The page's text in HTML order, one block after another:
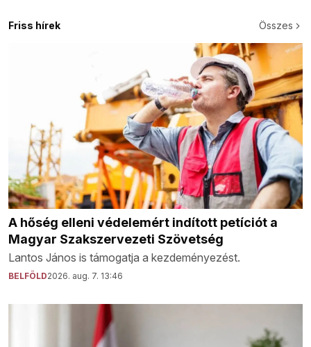
Friss hírek Összes
A hőség elleni védelemért indított petíciót a
Magyar Szakszervezeti Szövetség
Lantos János is támogatja a kezdeményezést.
BELFÖLD2026. aug. 7. 13:46